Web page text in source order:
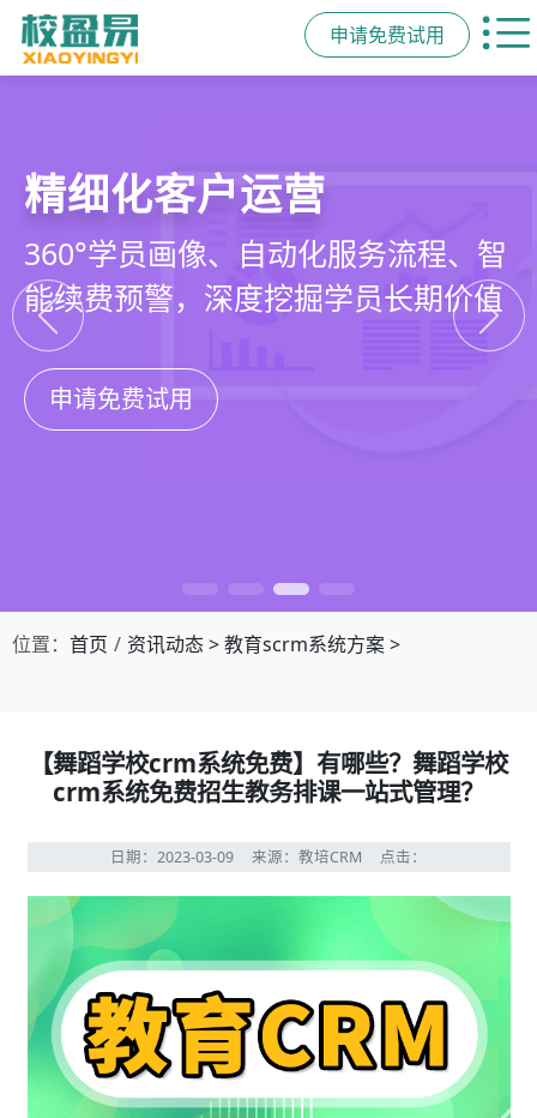
申请免费试用
私域招生与裂变
集成企微SCRM、小程序商城、丰富
裂变工具，实现低成本口碑增长
申请免费试用
教培行业CRM
以学员为中心，打通从引流、转化、
教学到复购转介绍的全生命周期增长
引擎
申请免费试用
智能销售漏斗
线索自动分配、标准化跟单、试听转
化分析，打造高绩效招生团队
申请免费试用
精细化客户运营
360°学员画像、自动化服务流程、智
能续费预警，深度挖掘学员长期价值
申请免费试用
位置： 首页 资讯动态>教育scrm系统方案>
【舞蹈学校crm系统免费】有哪些？舞蹈学校
crm系统免费招生教务排课一站式管理？
日期：2023-03-09 来源：教培CRM 点击：